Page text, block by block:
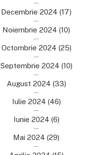
Decembrie 2024 (17)
Noiembrie 2024 (10)
Octombrie 2024 (25)
Septembrie 2024 (10)
August 2024 (33)
Iulie 2024 (46)
Iunie 2024 (6)
Mai 2024 (29)